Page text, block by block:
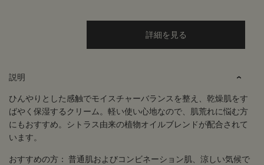
詳細を見る
説明
ひんやりとした感触でモイスチャーバランスを整え、乾燥肌をす
ばやく保湿するクリーム。軽い使い心地なので、肌荒れに悩む方
にもおすすめ。シトラス由来の植物オイルブレンドが配合されて
います。
おすすめの方： 普通肌およびコンビネーション肌、涼しい気候で